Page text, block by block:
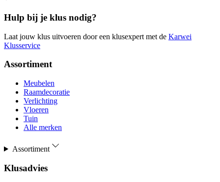
Hulp bij je klus nodig?
Laat jouw klus uitvoeren door een klusexpert met de Karwei
Klusservice
Assortiment
Meubelen
Raamdecoratie
Verlichting
Vloeren
Tuin
Alle merken
Assortiment
Klusadvies